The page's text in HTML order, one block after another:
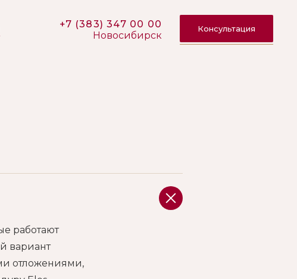
+7 (383) 347 00 00
Новосибирск
Консультация
работают
вариант
отложениями,